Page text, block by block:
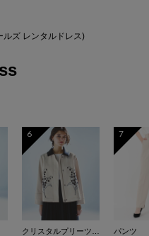
ズ レンタルドレス)
6 7
パンツ